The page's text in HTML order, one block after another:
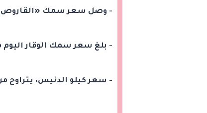
- وصل سعر سمك «القاروص - لوت»،
- بلغ سعر سمك الوقار اليوم من 200 إلى 400
- سعر كيلو الدنيس، يتراوح من 100 إلى 260